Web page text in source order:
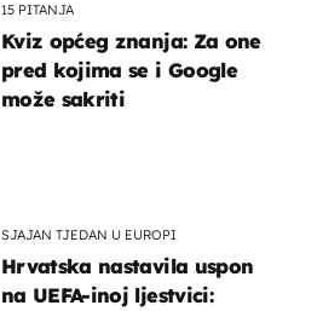
SJAJAN TJEDAN U EUROPI
Hrvatska nastavila uspon
na UEFA-inoj ljestvici:
15 PITANJA
Kviz općeg znanja: Za one
pred kojima se i Google
može sakriti